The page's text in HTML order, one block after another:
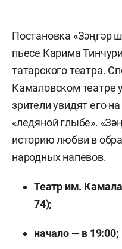
Постановка «Зәңгәр
пьесе Карима
татарского театра.
Камаловском театре
зрители увидят его
«ледяной глыбе».
историю любви в
народных напевов.
Театр им.
74);
начало — в 19:00;